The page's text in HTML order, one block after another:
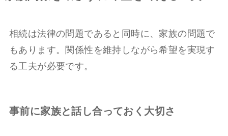
相続は法律の問題であると同時に、家族の問題で
もあります。関係性を維持しながら希望を実現す
る工夫が必要です。
事前に家族と話し合っておく大切さ